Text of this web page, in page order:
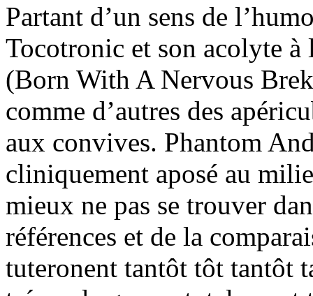
Partant d’un sens de
Tocotronic et son acolyte
(Born With A Nervous
comme d’autres des
aux convives. Phantom
cliniquement aposé au
mieux ne pas se trouver
références et de la
tuteronent tantôt tôt tantôt